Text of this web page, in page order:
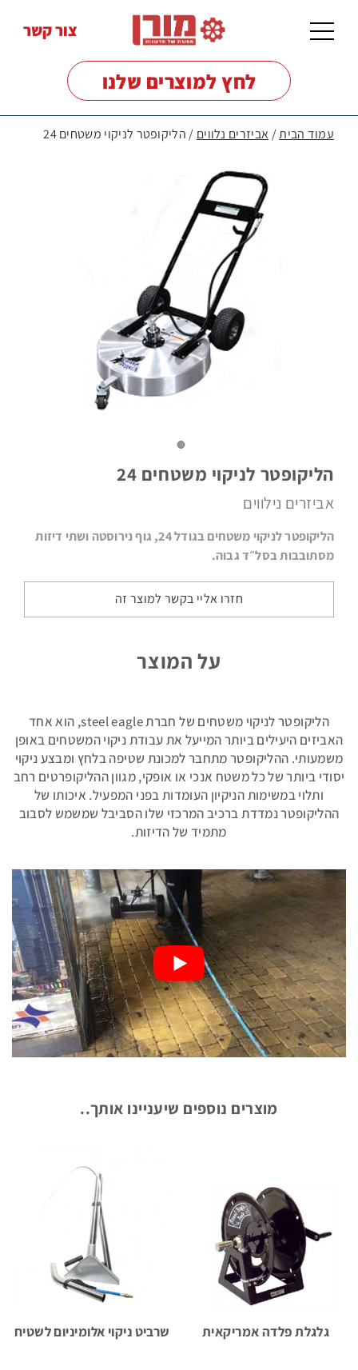
צור קשר
לחץ למוצרים שלנו
שטיפה
לרצפות
שואבי
תעשייתיים
נפות
לניקוי
חופים
קיטוריות
תעשייתיות
חומרי
ניקוי
תעשייתיים
אביזרים
נלווים
שטיפה
עצמאיות
עמוד הבית/ אביזרים נלווים / הליקופטר לניקוי משטחים 24
הליקופטר לניקוי משטחים 24
אביזרים נילווים
הליקופטר לניקוי משטחים בגודל 24, גוף נירוסטה ושתי דיזות
מסתובבות בסל״ד גבוה.
חזרו אליי בקשר למוצר זה
על המוצר
הליקופטר לניקוי משטחים של חברת steel eagle, הוא אחד
האביזים היעילים ביותר המייעל את עבודת ניקוי המשטחים באופן
משמעותי. ההליקופטר מתחבר למכונת שטיפה בלחץ ומבצע ניקוי
יסודי ביותר של כל משטח אנכי או אופקי, מגוון ההליקופרטים רחב
ותלוי במשימות הניקיון העומדות בפני המפעיל. איכותו של
ההליקופטר נמדדת ברכיב המרכזי שלו הסביבל שמשמש לסבוב
מתמיד של הדיזות.
מוצרים נוספים שיעניינו אותך..
גלגלת פלדה אמריקאית שרביט ניקוי אלומיניום לשטיח